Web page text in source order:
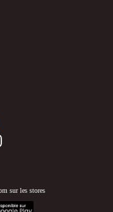
sur les stores